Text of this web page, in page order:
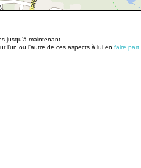
jusqu’à maintenant.
l'un ou l'autre de ces aspects à lui en faire part